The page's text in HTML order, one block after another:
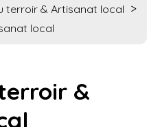
terroir & Artisanat local >
local
&